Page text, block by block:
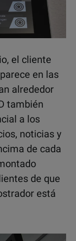
el cliente
en las
alrededor
también
a los
noticias y
de cada
de que
está